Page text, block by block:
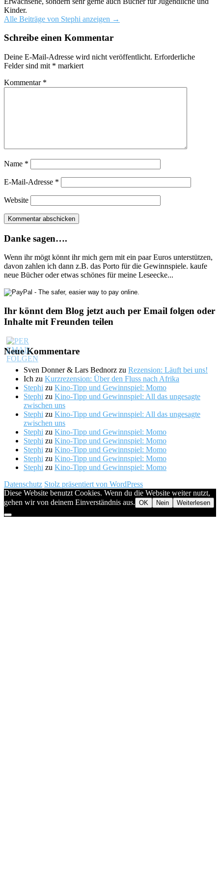
Kinder.
Alle Beiträge von Stephi anzeigen →
Schreibe einen Kommentar
Deine E-Mail-Adresse wird nicht veröffentlicht. Erforderliche
Felder sind mit * markiert
Kommentar *
Name *
E-Mail-Adresse *
Website
Danke sagen….
Wenn ihr mögt könnt ihr mich gern mit ein paar Euros unterstützen,
davon zahlen ich dann z.B. das Porto für die Gewinnspiele. kaufe
neue Bücher oder etwas schönes für meine Leseecke...
Ihr könnt dem Blog jetzt auch per Email folgen oder
Inhalte mit Freunden teilen
Neue Kommentare
Sven Donner & Lars Bednorz zu Rezension: Läuft bei uns!
Ich zu Kurzrezension: Über den Fluss nach Afrika
Stephi zu Kino-Tipp und Gewinnspiel: Momo
Stephi zu Kino-Tipp und Gewinnspiel: All das ungesagte
zwischen uns
Stephi zu Kino-Tipp und Gewinnspiel: All das ungesagte
zwischen uns
Stephi zu Kino-Tipp und Gewinnspiel: Momo
Stephi zu Kino-Tipp und Gewinnspiel: Momo
Stephi zu Kino-Tipp und Gewinnspiel: Momo
Stephi zu Kino-Tipp und Gewinnspiel: Momo
Stephi zu Kino-Tipp und Gewinnspiel: Momo
Datenschutz Stolz präsentiert von WordPress
Diese Website benutzt Cookies. Wenn du die Website weiter nutzt,
gehen wir von deinem Einverständnis aus. OK Nein Weiterlesen